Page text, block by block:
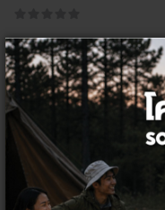
3,000 - 4,000 ฿ 2,598 -
แอมป์
เลือกจำนวน ต่อชิ้น